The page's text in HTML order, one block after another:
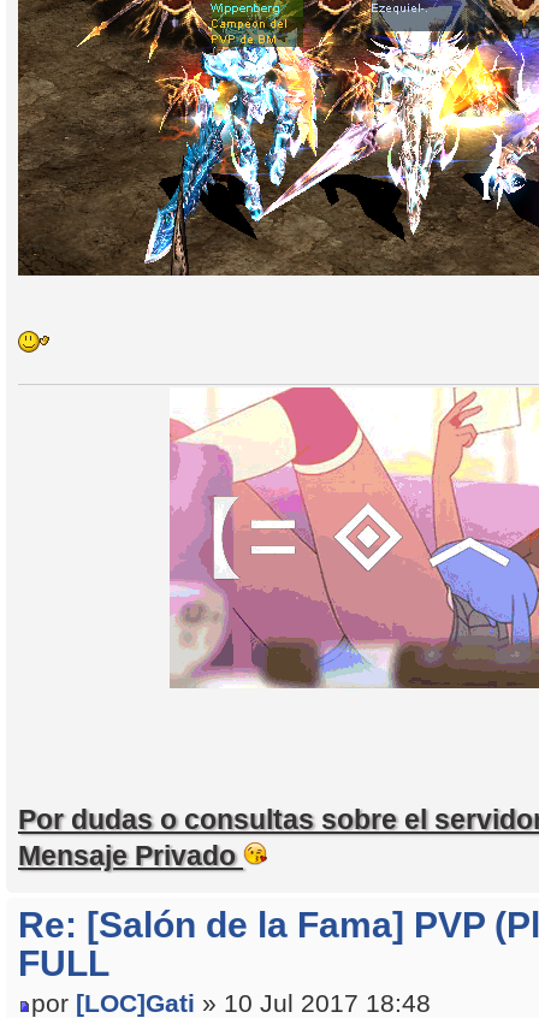
Por dudas o consultas sobre el
Mensaje Privado
Re: [Salón de la Fama] PVP
FULL
por [LOC]Gati » 10 Jul 2017 18:48